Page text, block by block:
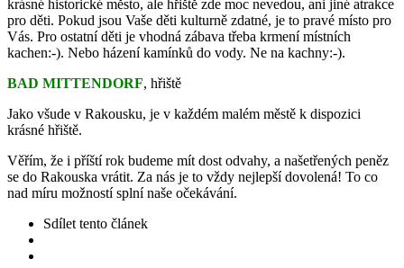
krásné historické město, ale hřiště zde moc nevedou, ani jiné atrakce
pro děti. Pokud jsou Vaše děti kulturně zdatné, je to pravé místo pro
Vás. Pro ostatní děti je vhodná zábava třeba krmení místních
kachen:-). Nebo házení kamínků do vody. Ne na kachny:-).
BAD MITTENDORF, hřiště
Jako všude v Rakousku, je v každém malém městě k dispozici
krásné hřiště.
Věřím, že i příští rok budeme mít dost odvahy, a našetřených peněz
se do Rakouska vrátit. Za nás je to vždy nejlepší dovolená! To co
nad míru možností splní naše očekávání.
Sdílet tento článek